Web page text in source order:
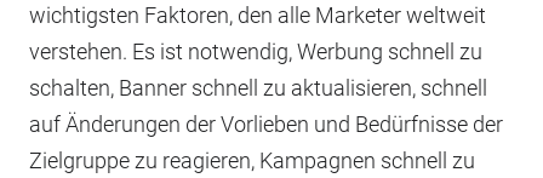
wichtigsten Faktoren, den alle Marketer weltweit
verstehen. Es ist notwendig, Werbung schnell zu
schalten, Banner schnell zu aktualisieren, schnell
auf Änderungen der Vorlieben und Bedürfnisse der
Zielgruppe zu reagieren, Kampagnen schnell zu